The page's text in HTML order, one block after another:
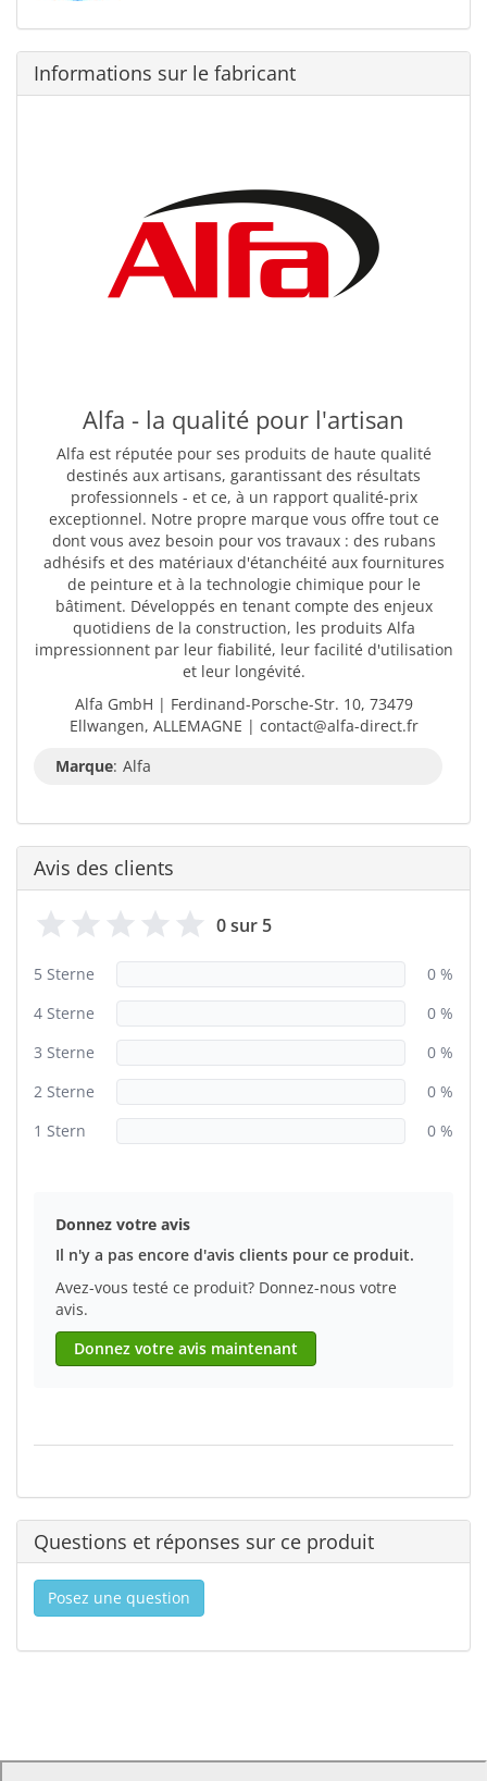
Informations sur le fabricant
Alfa - la qualité pour l'artisan
Alfa est réputée pour ses produits de haute qualité
destinés aux artisans, garantissant des résultats
professionnels - et ce, à un rapport qualité-prix
exceptionnel. Notre propre marque vous offre tout ce
dont vous avez besoin pour vos travaux : des rubans
adhésifs et des matériaux d'étanchéité aux fournitures
de peinture et à la technologie chimique pour le
bâtiment. Développés en tenant compte des enjeux
quotidiens de la construction, les produits Alfa
impressionnent par leur fiabilité, leur facilité d'utilisation
et leur longévité.
Alfa GmbH | Ferdinand-Porsche-Str. 10, 73479
Ellwangen, ALLEMAGNE | contact@alfa-direct.fr
Marque: Alfa
Avis des clients
0 sur 5
5 Sterne
0 %
4 Sterne
0 %
3 Sterne
0 %
2 Sterne
0 %
1 Stern
0 %
Donnez votre avis
Il n'y a pas encore d'avis clients pour ce produit.
Avez-vous testé ce produit? Donnez-nous votre
avis.
Donnez votre avis maintenant
Questions et réponses sur ce produit
Posez une question